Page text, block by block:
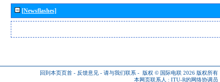
[Newsflashes]
回到本页页首 - 反馈意见 - 请与我们联系 - 版权 © 国际电联 2026 版权所有
本网页联系人 : ITU-R的网络协调员